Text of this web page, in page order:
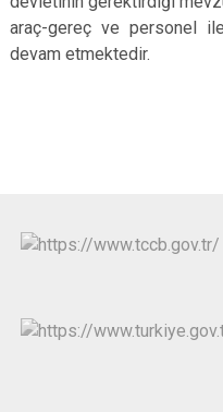
araç-gereç ve personel
devam etmektedir.